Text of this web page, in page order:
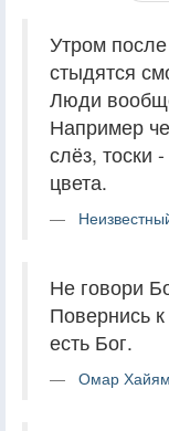
Утром
стыдятся
Люди
Например
слёз, тоски
цвета.
Не говори
Повернись
есть Бог.
Омар